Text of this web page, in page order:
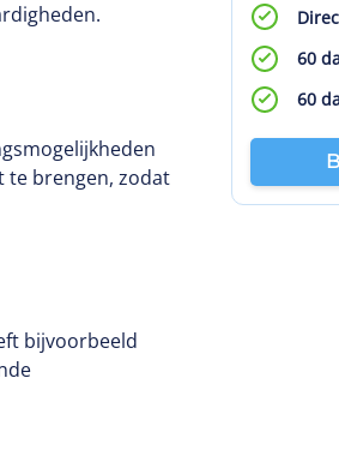
te brengen, zodat
bijvoorbeeld
60
60